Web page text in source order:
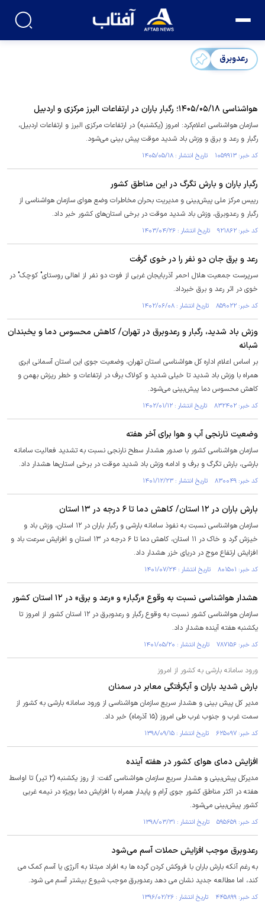
رعدوبرق
هواشناسی ۱۴۰۵/۰۵/۱۸؛ رگبار باران در ارتفاعات البرز مرکزی و اردبیل
سازمان هواشناسی اعلام‌کرد: امروز (یکشنبه) در ارتفاعات مرکزی البرز و ارتفاعات اردبیل،
رگبار و رعد و برق و وزش باد شدید موقت پیش بینی می‌شود.
کد خبر: ۱۰۵۹۹۱۳ تاریخ انتشار : ۱۴۰۵/۰۵/۱۸
رگبار باران و بارش تگرگ در این مناطق کشور
رییس مرکز ملی پیش‌بینی و مدیریت بحران مخاطرات وضع هوای سازمان هواشناسی از
رگبار و رعدوبرق، وزش باد شدید موقت در برخی استان‌های کشور خبر داد.
کد خبر: ۹۲۱۸۶۲ تاریخ انتشار : ۱۴۰۳/۰۴/۲۶
رعد و برق جان دو نفر را در خوی گرفت
سرپرست جمعیت هلال احمر آذربایجان غربی از فوت دو نفر از اهالی روستای" کوچک" در
خوی در اثر رعد و برق خبرداد.
کد خبر: ۸۵۹۰۲۲ تاریخ انتشار : ۱۴۰۲/۰۶/۰۸
وزش باد شدید، رگبار و رعدوبرق در تهران/ کاهش محسوس دما و یخبندان
شبانه
بر اساس اعلام اداره کل هواشناسی استان تهران، وضعیت جوی این استان آسمانی ابری
همراه با وزش باد شدید تا خیلی شدید و کولاک برف در ارتفاعات و خطر ریزش بهمن و
کاهش محسوس دما پیش‌بینی می‌شود.
کد خبر: ۸۳۲۴۰۲ تاریخ انتشار : ۱۴۰۲/۰۱/۱۲
وضعیت نارنجی آب و هوا برای آخر هفته
سازمان هواشناسی کشور با صدور هشدار سطح نارنجی نسبت به تشدید فعالیت سامانه
بارشی، بارش تگرگ و برف و ادامه وزش باد شدید موقت در برخی استان‌ها هشدار داد.
کد خبر: ۸۳۰۰۴۹ تاریخ انتشار : ۱۴۰۱/۱۲/۲۳
بارش باران در ۱۲ استان/ کاهش دما تا ۶ درجه در ۱۳ استان
سازمان هواشناسی نسبت به نفوذ سامانه بارشی و رگبار باران در ۱۲ استان، وزش باد و
خیزش گرد و خاک در ۱۱ استان، کاهش دما تا ۶ درجه در ۱۳ استان و افزایش سرعت باد و
افزایش ارتفاع موج در دریای خزر هشدار داد.
کد خبر: ۸۰۱۵۰۱ تاریخ انتشار : ۱۴۰۱/۰۷/۲۴
هشدار هواشناسی نسبت به وقوع «رگبار» و «رعد و برق» در ۱۲ استان کشور
سازمان هواشناسی کشور نسبت به وقوع رگبار و رعدوبرق در ۱۲ استان کشور از امروز تا
یکشنبه هفته آینده هشدار داد.
کد خبر: ۷۸۷۱۵۶ تاریخ انتشار : ۱۴۰۱/۰۵/۲۰
ورود سامانه بارشی به کشور از امروز
بارش شدید باران و آبگرفتگی معابر در سمنان
مدیر کل پیش بینی و هشدار سریع سازمان هواشناسی از ورود سامانه بارشی به کشور از
سمت غرب و جنوب غرب طی امروز (۱۵ آذرماه) خبر داد.
کد خبر: ۶۲۵۰۹۷ تاریخ انتشار : ۱۳۹۸/۰۹/۱۵
افزایش دمای هوای کشور در هفته آینده
مدیرکل پیش‌بینی و هشدار سریع سازمان هواشناسی گفت: از روز یکشنبه (۲ تیر) تا اواسط
هفته در اکثر مناطق کشور جوی آرام و پایدار همراه با افزایش دما بویژه در نیمه غربی
کشور پیش‌بینی می‌شود.
کد خبر: ۵۹۵۶۵۹ تاریخ انتشار : ۱۳۹۸/۰۳/۳۱
رعدوبرق موجب افزایش حملات آسم می‌شود
به رغم آنکه بارش باران با فروکش کردن گرده ها به افراد مبتلا به آلرژی یا آسم کمک می
کند، اما مطالعه جدید نشان می دهد رعدوبرق موجب شیوع بیشتر آسم می شود.
کد خبر: ۴۴۵۸۹۹ تاریخ انتشار : ۱۳۹۶/۰۲/۲۶